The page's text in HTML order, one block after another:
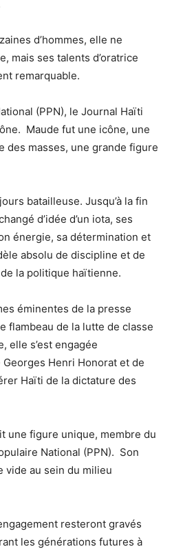
d’hommes, elle ne
mais ses talents d’oratrice
remarquable.
(PPN), le Journal Haïti
Maude fut une icône, une
des masses, une grande figure
batailleuse. Jusqu’à la fin
d’idée d’un iota, ses
énergie, sa détermination et
absolu de discipline et de
la politique haïtienne.
éminentes de la presse
flambeau de la lutte de classe
elle s’est engagée
Henri Honorat et de
Haïti de la dictature des
une figure unique, membre du
National (PPN). Son
vide au sein du milieu
resteront gravés
les générations futures à